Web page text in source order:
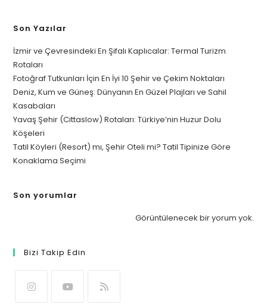
Son Yazılar
İzmir ve Çevresindeki En Şifalı Kaplıcalar: Termal Turizm
Rotaları
Fotoğraf Tutkunları İçin En İyi 10 Şehir ve Çekim Noktaları
Deniz, Kum ve Güneş: Dünyanın En Güzel Plajları ve Sahil
Kasabaları
Yavaş Şehir (Cittaslow) Rotaları: Türkiye’nin Huzur Dolu
Köşeleri
Tatil Köyleri (Resort) mı, Şehir Oteli mi? Tatil Tipinize Göre
Konaklama Seçimi
Son yorumlar
Görüntülenecek bir yorum yok.
Bizi Takip Edin